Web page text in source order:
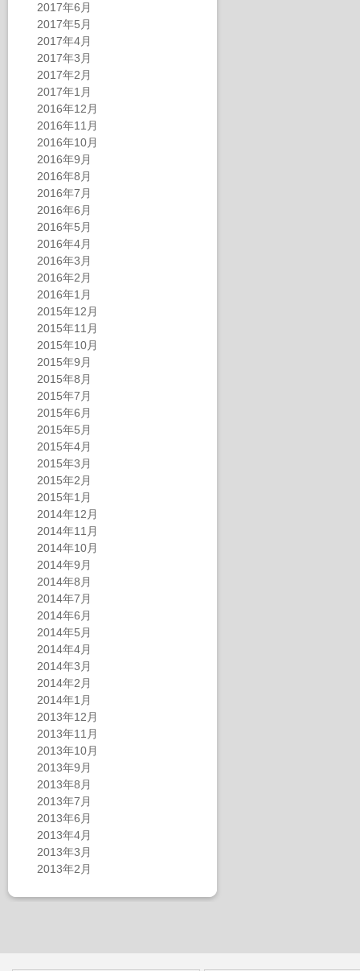
2017年6月
2017年5月
2017年4月
2017年3月
2017年2月
2017年1月
2016年12月
2016年11月
2016年10月
2016年9月
2016年8月
2016年7月
2016年6月
2016年5月
2016年4月
2016年3月
2016年2月
2016年1月
2015年12月
2015年11月
2015年10月
2015年9月
2015年8月
2015年7月
2015年6月
2015年5月
2015年4月
2015年3月
2015年2月
2015年1月
2014年12月
2014年11月
2014年10月
2014年9月
2014年8月
2014年7月
2014年6月
2014年5月
2014年4月
2014年3月
2014年2月
2014年1月
2013年12月
2013年11月
2013年10月
2013年9月
2013年8月
2013年7月
2013年6月
2013年4月
2013年3月
2013年2月